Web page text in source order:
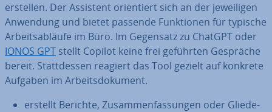
erstellen. Der Assistent ori­en­tiert sich an der je­wei­li­gen
Anwendung und bietet passende Funk­tio­nen für typische
Ar­beits­ab­läu­fe im Büro. Im Gegensatz zu ChatGPT oder
IONOS GPT stellt Copilot keine frei geführten Gespräche
bereit. Statt­des­sen reagiert das Tool gezielt auf konkrete
Aufgaben im Ar­beits­do­ku­ment.
erstellt Berichte, Zu­sam­men­fas­sun­gen oder Glie­de­